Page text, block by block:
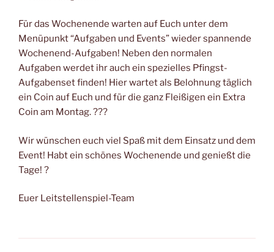
Für das Wochenende warten auf Euch unter dem
Menüpunkt “Aufgaben und Events” wieder spannende
Wochenend-Aufgaben! Neben den normalen
Aufgaben werdet ihr auch ein spezielles Pfingst-
Aufgabenset finden! Hier wartet als Belohnung täglich
ein Coin auf Euch und für die ganz Fleißigen ein Extra
Coin am Montag. ???
Wir wünschen euch viel Spaß mit dem Einsatz und dem
Event! Habt ein schönes Wochenende und genießt die
Tage! ?
Euer Leitstellenspiel-Team